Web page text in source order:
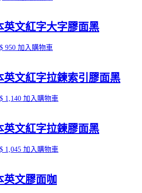
格：
英文紅字大字膠面黑
950目
格：
加入購物車
英文紅字拉鍊索引膠面黑
1,140目
格：
加入購物車
英文紅字拉鍊膠面黑
1,045目
格：
加入購物車
英文膠面咖